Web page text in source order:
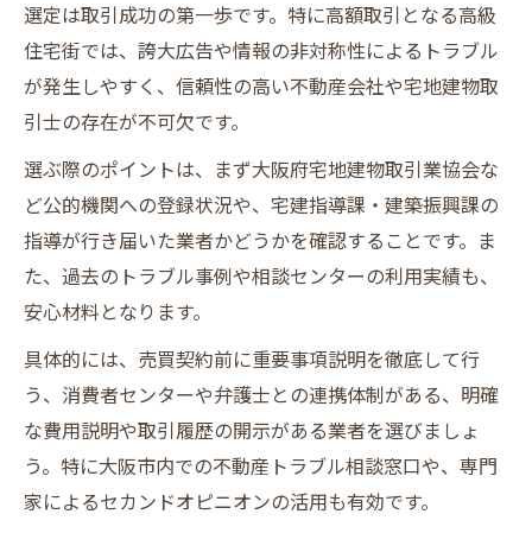
不動産売買でよくあるトラブル事例と対策
大阪の不動産売買で押さえるべき注意点
不動産トラブル相談先を知って安心取引を
実現
不動産売買体制とトラブル回避の関係性
大阪の相談センターを活用したトラブル対
策術
独特な関西方式の不動産売買を深掘り解説
不動産売買体制と関西方式の違いを知る
飛ばしや抜きなど業界タブーの実態と注意
点
大阪の不動産売買に強いプロが語る関西流
選定は取引成功の第一歩です。特に高額取引となる高級
住宅街では、誇大広告や情報の非対称性によるトラブル
が発生しやすく、信頼性の高い不動産会社や宅地建物取
引士の存在が不可欠です。
選ぶ際のポイントは、まず大阪府宅地建物取引業協会な
ど公的機関への登録状況や、宅建指導課・建築振興課の
指導が行き届いた業者かどうかを確認することです。ま
た、過去のトラブル事例や相談センターの利用実績も、
安心材料となります。
具体的には、売買契約前に重要事項説明を徹底して行
う、消費者センターや弁護士との連携体制がある、明確
な費用説明や取引履歴の開示がある業者を選びましょ
う。特に大阪市内での不動産トラブル相談窓口や、専門
家によるセカンドオピニオンの活用も有効です。